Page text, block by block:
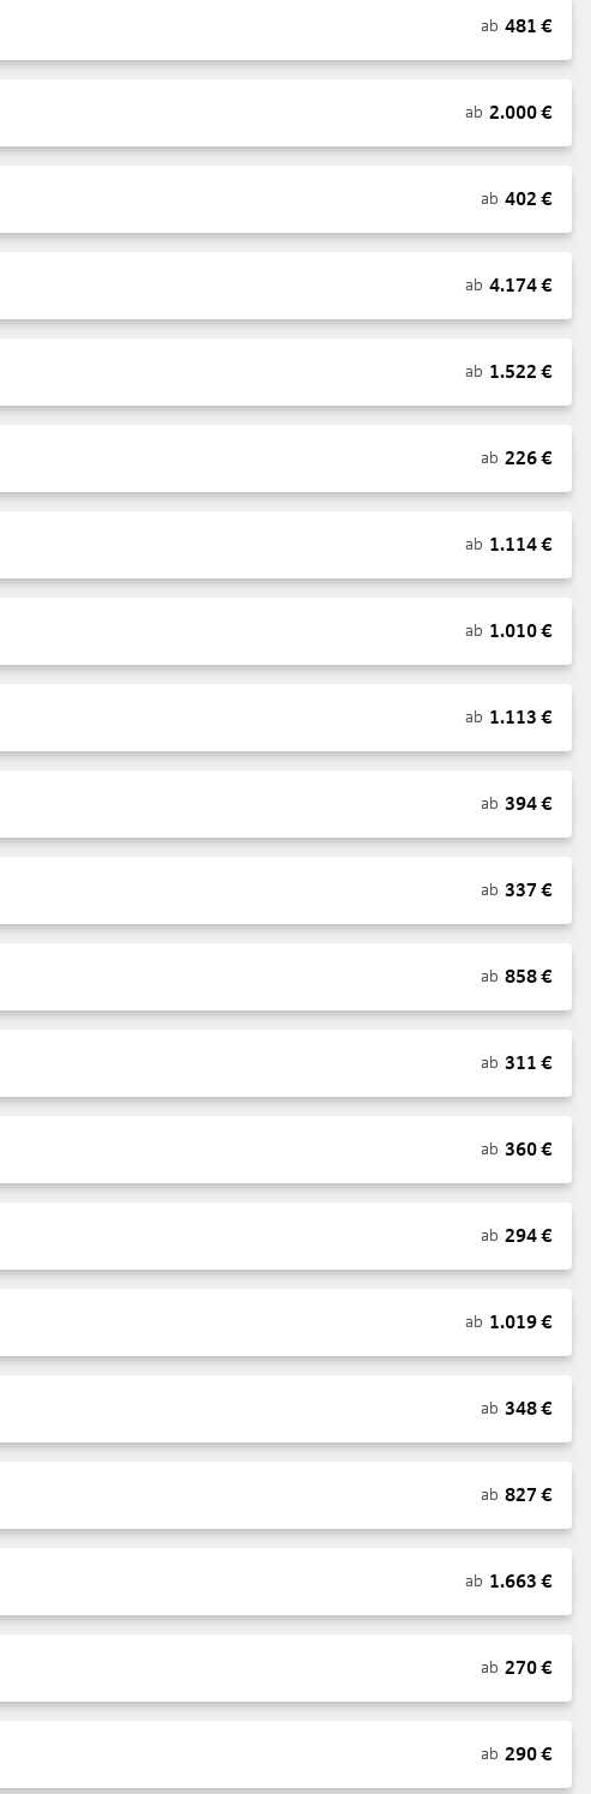
ab 481 €
ab 2.000€
ab 402 €
ab 4.174€
ab 1.522 €
ab 226€
ab 1.114€
ab 1.010€
ab 1.113 €
ab 394€
ab 337 €
ab 858€
ab 311 €
ab 360€
ab 294€
ab 1.019€
ab 348€
ab 827 €
ab 1.663 €
ab 270€
ab 290€